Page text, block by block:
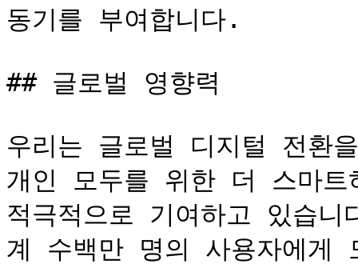
동기를 부여합니다.
## 글로벌 영향력
우리는 글로벌 디지털 전환
개인 모두를 위한 더 스마
적극적으로 기여하고 있습
계 수백만 명의 사용자에게